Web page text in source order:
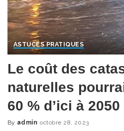
ASTUCES PRATIQUES
Le coût des
naturelles
60 % d’ici à 2050
Posted
By admin octobre 28, 2023